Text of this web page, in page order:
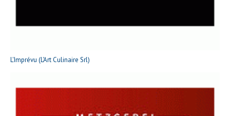
L'Imprévu (L'Art Culinaire Srl)